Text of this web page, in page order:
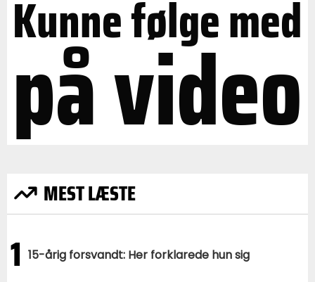
Kunne følge med
på video
MEST LÆSTE
1 15-årig forsvandt: Her forklarede hun sig